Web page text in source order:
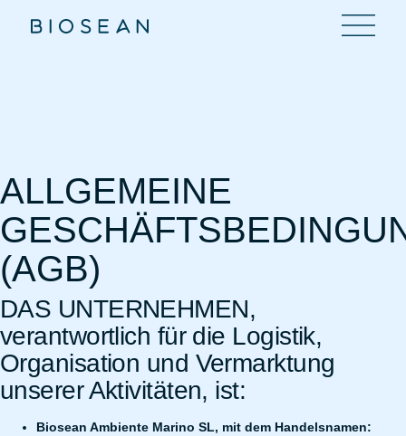
ALLGEMEINE
(AGB)
DAS UNTERNEHMEN,
verantwortlich für die Logistik,
Organisation und Vermarktung
unserer Aktivitäten, ist:
Biosean Ambiente Marino SL, mit dem Handelsnamen: